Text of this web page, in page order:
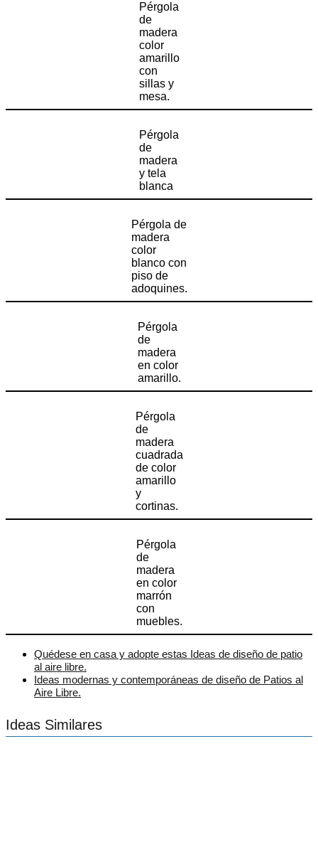
Pérgola
de
madera
color
amarillo
con
sillas y
mesa.
Pérgola
de
madera
y tela
blanca
Pérgola de
madera
color
blanco con
piso de
adoquines.
Pérgola
de
madera
en color
amarillo.
Pérgola
de
madera
cuadrada
de color
amarillo
y
cortinas.
Pérgola
de
madera
en color
marrón
con
muebles.
Quédese en casa y adopte estas Ideas de diseño de patio
al aire libre.
Ideas modernas y contemporáneas de diseño de Patios al
Aire Libre.
Ideas Similares